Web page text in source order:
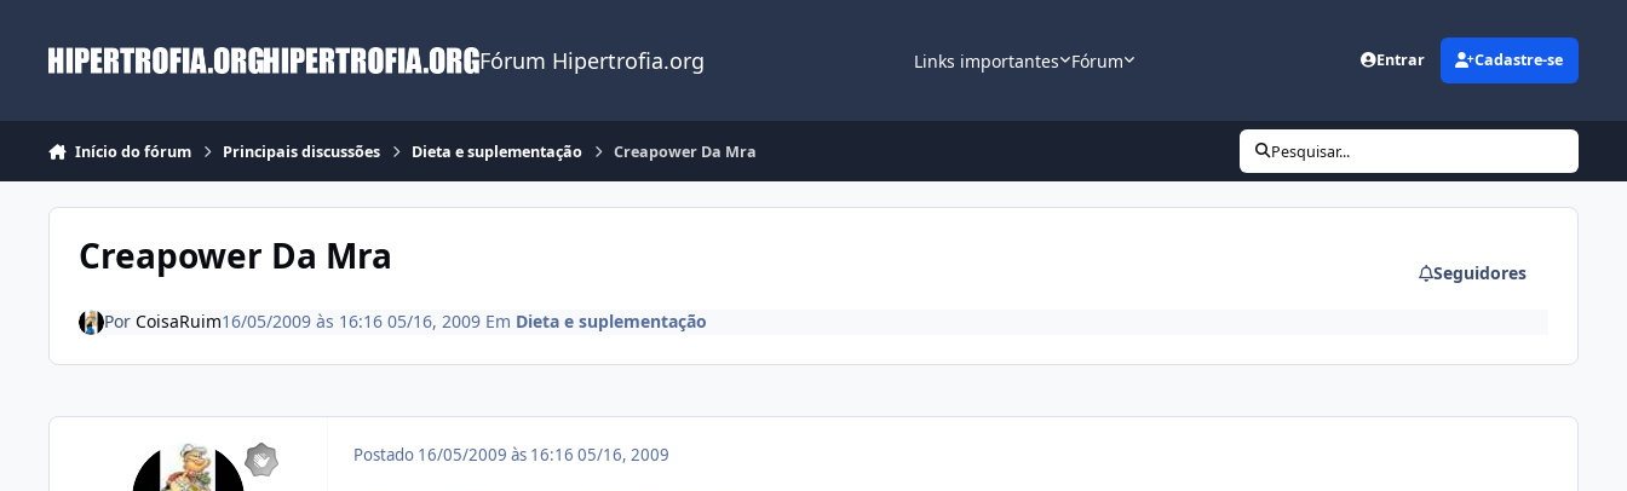
Fórum Hipertrofia.org Links importantes Fórum Entrar Cadastre-se
Início do fórum Principais discussões Dieta e suplementação Creapower Da Mra Pesquisar...
Creapower Da Mra Seguidores
Por CoisaRuim16/05/2009 às 16:16 05/16, 2009 Em Dieta e suplementação
Postado 16/05/2009 às 16:16 05/16, 2009